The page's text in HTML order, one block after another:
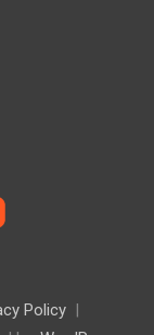
Policy